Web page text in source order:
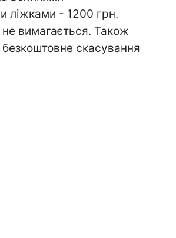
ліжками - 1200 грн.
вимагається. Також
скасування